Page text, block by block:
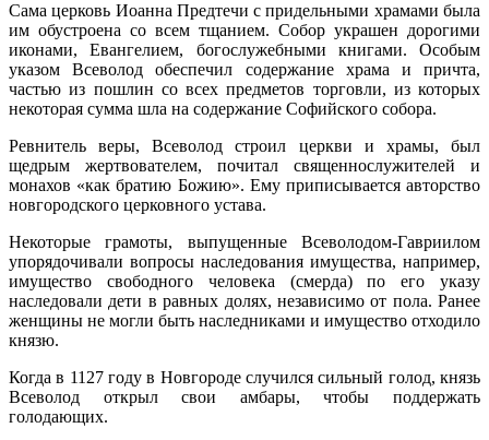
Сама церковь Иоанна Предтечи с придельными храмами была
им обустроена со всем тщанием. Собор украшен дорогими
иконами, Евангелием, богослужебными книгами. Особым
указом Всеволод обеспечил содержание храма и причта,
частью из пошлин со всех предметов торговли, из которых
некоторая сумма шла на содержание Софийского собора.
Ревнитель веры, Всеволод строил церкви и храмы, был
щедрым жертвователем, почитал священнослужителей и
монахов «как братию Божию». Ему приписывается авторство
новгородского церковного устава.
Некоторые грамоты, выпущенные Всеволодом-Гавриилом
упорядочивали вопросы наследования имущества, например,
имущество свободного человека (смерда) по его указу
наследовали дети в равных долях, независимо от пола. Ранее
женщины не могли быть наследниками и имущество отходило
князю.
Когда в 1127 году в Новгороде случился сильный голод, князь
Всеволод открыл свои амбары, чтобы поддержать
голодающих.